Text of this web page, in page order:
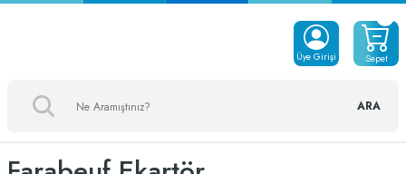
ARA
Üye Girişi Sepet